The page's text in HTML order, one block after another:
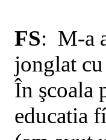
FS: M-a
jonglat
În şcoala
educatia